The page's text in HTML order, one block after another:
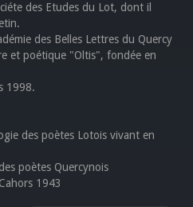
des Etudes du Lot, dont il
des Belles Lettres du Quercy
et poétique "Oltis", fondée en
1998.
des poètes Lotois vivant en
poètes Quercynois
1943